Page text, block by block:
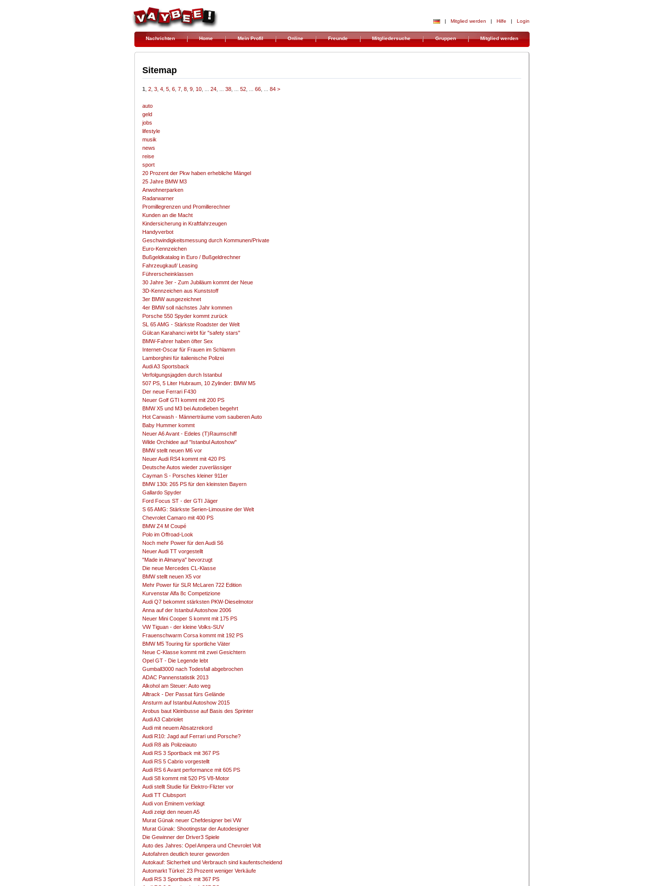
| Mitglied werden | Hilfe | Login
Nachrichten Home Mein Profil Online Freunde Mitgliedersuche Gruppen Mitglied werden
Sitemap
1 2 3 4 5 6 7 8 9 10 24 38 52 66 84 >
auto
geld
jobs
lifestyle
musik
news
reise
sport
20 Prozent der Pkw haben erhebliche Mängel
25 Jahre BMW M3
Anwohnerparken
Radarwarner
Promillegrenzen und Promillerechner
Kunden an die Macht
Kindersicherung in Kraftfahrzeugen
Handyverbot
Geschwindigkeitsmessung durch Kommunen/Private
Euro-Kennzeichen
Bußgeldkatalog in Euro / Bußgeldrechner
Fahrzeugkauf/ Leasing
Führerscheinklassen
30 Jahre 3er - Zum Jubiläum kommt der Neue
3D-Kennzeichen aus Kunststoff
3er BMW ausgezeichnet
4er BMW soll nächstes Jahr kommen
Porsche 550 Spyder kommt zurück
SL 65 AMG - Stärkste Roadster der Welt
Gülcan Karahanci wirbt für "safety stars"
BMW-Fahrer haben öfter Sex
Internet-Oscar für Frauen im Schlamm
Lamborghini für italienische Polizei
Audi A3 Sportsback
Verfolgungsjagden durch Istanbul
507 PS, 5 Liter Hubraum, 10 Zylinder: BMW M5
Der neue Ferrari F430
Neuer Golf GTI kommt mit 200 PS
BMW X5 und M3 bei Autodieben begehrt
Hot Carwash - Männerträume vom sauberen Auto
Baby Hummer kommt
Neuer A6 Avant - Edeles (T)Raumschiff
Wilde Orchidee auf "Istanbul Autoshow"
BMW stellt neuen M6 vor
Neuer Audi RS4 kommt mit 420 PS
Deutsche Autos wieder zuverlässiger
Cayman S - Porsches kleiner 911er
BMW 130i: 265 PS für den kleinsten Bayern
Gallardo Spyder
Ford Focus ST - der GTI Jäger
S 65 AMG: Stärkste Serien-Limousine der Welt
Chevrolet Camaro mit 400 PS
BMW Z4 M Coupé
Polo im Offroad-Look
Noch mehr Power für den Audi S6
Neuer Audi TT vorgestellt
"Made in Almanya" bevorzugt
Die neue Mercedes CL-Klasse
BMW stellt neuen X5 vor
Mehr Power für SLR McLaren 722 Edition
Kurvenstar Alfa 8c Competizione
Audi Q7 bekommt stärksten PKW-Dieselmotor
Anna auf der Istanbul Autoshow 2006
Neuer Mini Cooper S kommt mit 175 PS
VW Tiguan - der kleine Volks-SUV
Frauenschwarm Corsa kommt mit 192 PS
BMW M5 Touring für sportliche Väter
Neue C-Klasse kommt mit zwei Gesichtern
Opel GT - Die Legende lebt
Gumball3000 nach Todesfall abgebrochen
ADAC Pannenstatistik 2013
Alkohol am Steuer: Auto weg
Alltrack - Der Passat fürs Gelände
Ansturm auf Istanbul Autoshow 2015
Arobus baut Kleinbusse auf Basis des Sprinter
Audi A3 Cabriolet
Audi mit neuem Absatzrekord
Audi R10: Jagd auf Ferrari und Porsche?
Audi R8 als Polizeiauto
Audi RS 3 Sportback mit 367 PS
Audi RS 5 Cabrio vorgestellt
Audi RS 6 Avant performance mit 605 PS
Audi S8 kommt mit 520 PS V8-Motor
Audi stellt Studie für Elektro-Flizter vor
Audi TT Clubsport
Audi von Eminem verklagt
Audi zeigt den neuen A5
Murat Günak neuer Chefdesigner bei VW
Murat Günak: Shootingstar der Autodesigner
Die Gewinner der Driver3 Spiele
Auto des Jahres: Opel Ampera und Chevrolet Volt
Autofahren deutlich teurer geworden
Autokauf: Sicherheit und Verbrauch sind kaufentscheidend
Automarkt Türkei: 23 Prozent weniger Verkäufe
Audi RS 3 Sportback mit 367 PS